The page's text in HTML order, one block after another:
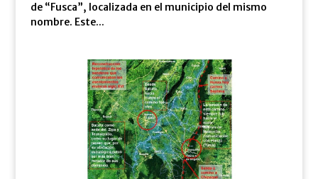
de “Fusca”, localizada en el municipio del mismo
nombre. Este...